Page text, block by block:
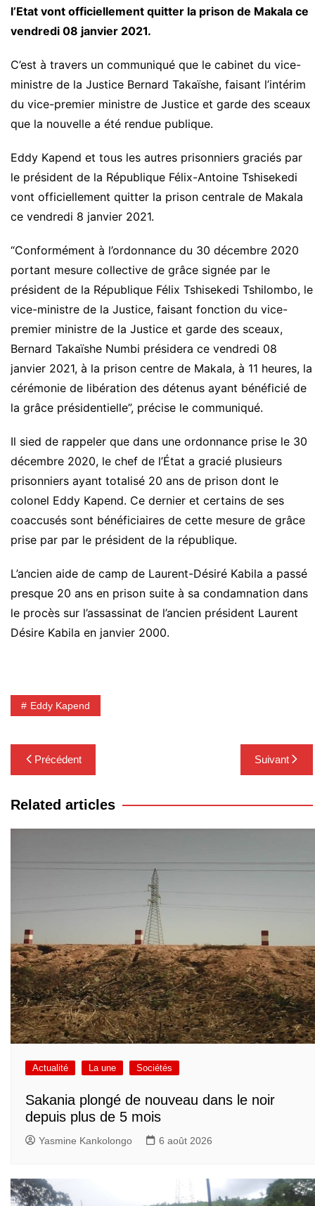
l’Etat vont officiellement quitter la prison de Makala ce
vendredi 08 janvier 2021.
C’est à travers un communiqué que le cabinet du vice-
ministre de la Justice Bernard Takaïshe, faisant l’intérim
du vice-premier ministre de Justice et garde des sceaux
que la nouvelle a été rendue publique.
Eddy Kapend et tous les autres prisonniers graciés par
le président de la République Félix-Antoine Tshisekedi
vont officiellement quitter la prison centrale de Makala
ce vendredi 8 janvier 2021.
“Conformément à l’ordonnance du 30 décembre 2020
portant mesure collective de grâce signée par le
président de la République Félix Tshisekedi Tshilombo, le
vice-ministre de la Justice, faisant fonction du vice-
premier ministre de la Justice et garde des sceaux,
Bernard Takaïshe Numbi présidera ce vendredi 08
janvier 2021, à la prison centre de Makala, à 11 heures, la
cérémonie de libération des détenus ayant bénéficié de
la grâce présidentielle”, précise le communiqué.
Il sied de rappeler que dans une ordonnance prise le 30
décembre 2020, le chef de l’État a gracié plusieurs
prisonniers ayant totalisé 20 ans de prison dont le
colonel Eddy Kapend. Ce dernier et certains de ses
coaccusés sont bénéficiaires de cette mesure de grâce
prise par par le président de la république.
L’ancien aide de camp de Laurent-Désiré Kabila a passé
presque 20 ans en prison suite à sa condamnation dans
le procès sur l’assassinat de l’ancien président Laurent
Désire Kabila en janvier 2000.
Eddy Kapend
Navigation
de
l’article
Précédent Suivant
Related articles
Actualité La une Sociétés
Sakania plongé de nouveau dans le noir
depuis plus de 5 mois
Yasmine Kankolongo 6 août 2026